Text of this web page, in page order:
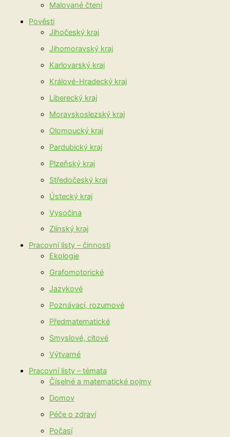
Malované čtení
Pověsti
Jihočeský kraj
Jihomoravský kraj
Karlovarský kraj
Králové-Hradecký kraj
Liberecký kraj
Moravskoslezský kraj
Olomoucký kraj
Pardubický kraj
Plzeňský kraj
Středočeský kraj
Ústecký kraj
Vysočina
Zlínský kraj
Pracovní listy – činnosti
Ekologie
Grafomotorické
Jazykové
Poznávací, rozumové
Předmatematické
Smyslové, citové
Výtvarné
Pracovní listy – témata
Číselné a matematické pojmy
Domov
Péče o zdraví
Počasí